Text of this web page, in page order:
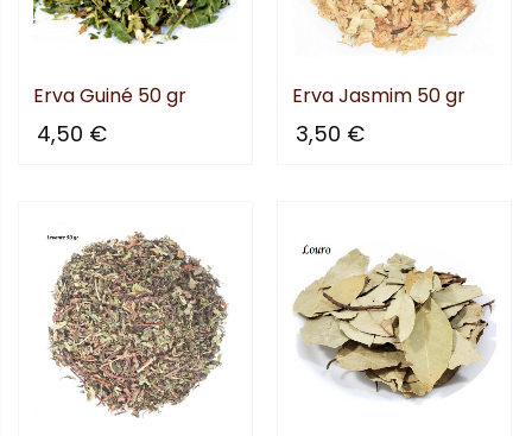
Erva Guiné 50 gr
4,50 €
Erva Jasmim 50 gr
3,50 €